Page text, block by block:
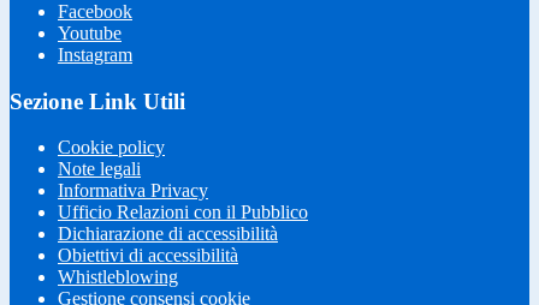
Facebook
Youtube
Instagram
Sezione Link Utili
Cookie policy
Note legali
Informativa Privacy
Ufficio Relazioni con il Pubblico
Dichiarazione di accessibilità
Obiettivi di accessibilità
Whistleblowing
Gestione consensi cookie